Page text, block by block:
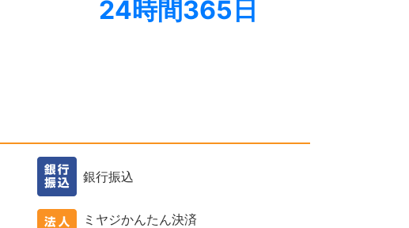
24時間365日
銀行振込
ミヤジかんたん決済